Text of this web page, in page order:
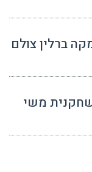
למקה ברלין צולם
משי